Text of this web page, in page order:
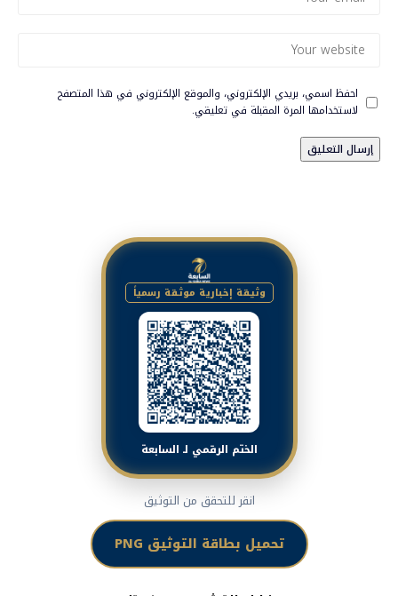
احفظ اسمي، بريدي الإلكتروني، والموقع الإلكتروني في هذا المتصفح
لاستخدامها المرة المقبلة في تعليقي.
وثيقة إخبارية موثقة رسمياً
الختم الرقمي لـ السابعة
انقر للتحقق من التوثيق
تحميل بطاقة التوثيق PNG